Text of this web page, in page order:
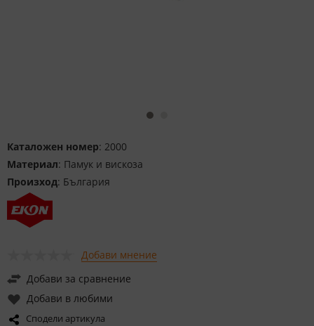
Каталожен номер: 2000
Материал: Памук и вискоза
Произход: България
Добави мнение
Добави за сравнение
Добави в любими
Сподели артикула